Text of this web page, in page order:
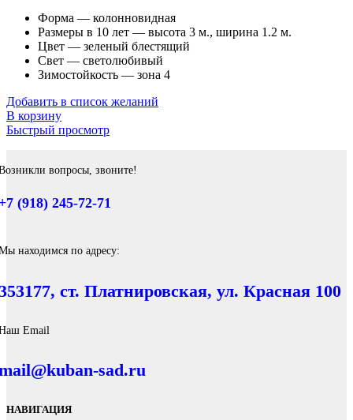
Форма — колонновидная
Размеры в 10 лет — высота 3 м., ширина 1.2 м.
Цвет — зеленый блестящий
Свет — светолюбивый
Зимостойкость — зона 4
Добавить в список желаний
В корзину
Быстрый просмотр
вопросы, звоните!
(918) 245-72-71
находимся по адресу:
ст. Платнировская, ул. Красная 100
Email
sad.ru
НАВИГАЦИЯ